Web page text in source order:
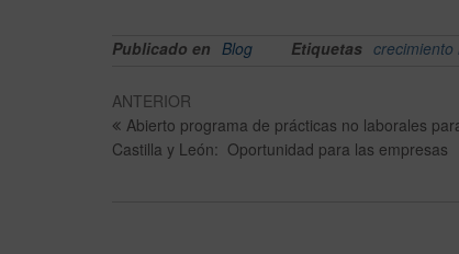
Publicado en Blog Etiquetas crecimiento
ANTERIOR
Abierto programa de prácticas no laborales
Castilla y León: Oportunidad para las empresas